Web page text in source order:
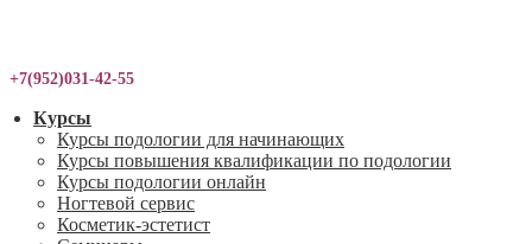
+7(952)031-42-55
Курсы
Курсы подологии для начинающих
Курсы повышения квалификации по подологии
Курсы подологии онлайн
Ногтевой сервис
Косметик-эстетист